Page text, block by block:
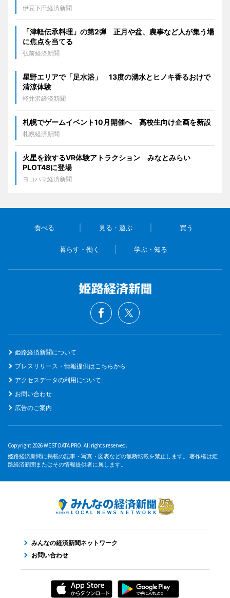
伊豆下田経済新聞
「津軽伝承料理」の第2弾 正月や盆、農事など人が集う場
に焦点を当てる
弘前経済新聞
星野エリアで「足水浴」 13度の湧水とヒノキ香るおけで
清涼体験
軽井沢経済新聞
札幌でゲームイベント10月開催へ 高校生向け企画を新設
札幌経済新聞
火星を旅するVR体験アトラクション みなとみらい
PLOT48に登場
ヨコハマ経済新聞
食べる 見る・遊ぶ 買う
暮らす・働く 学ぶ・知る
姫路経済新聞について
プレスリリース・情報提供はこちらから
アクセスデータの利用について
お問い合わせ
広告のご案内
Copyright 2026 WEST DATA PRO. All rights reserved.
姫路経済新聞に掲載の記事・写真・図表などの無断転載を禁止します。 著作権は姫
路経済新聞またはその情報提供者に属します。
みんなの経済新聞ネットワーク
お問い合わせ